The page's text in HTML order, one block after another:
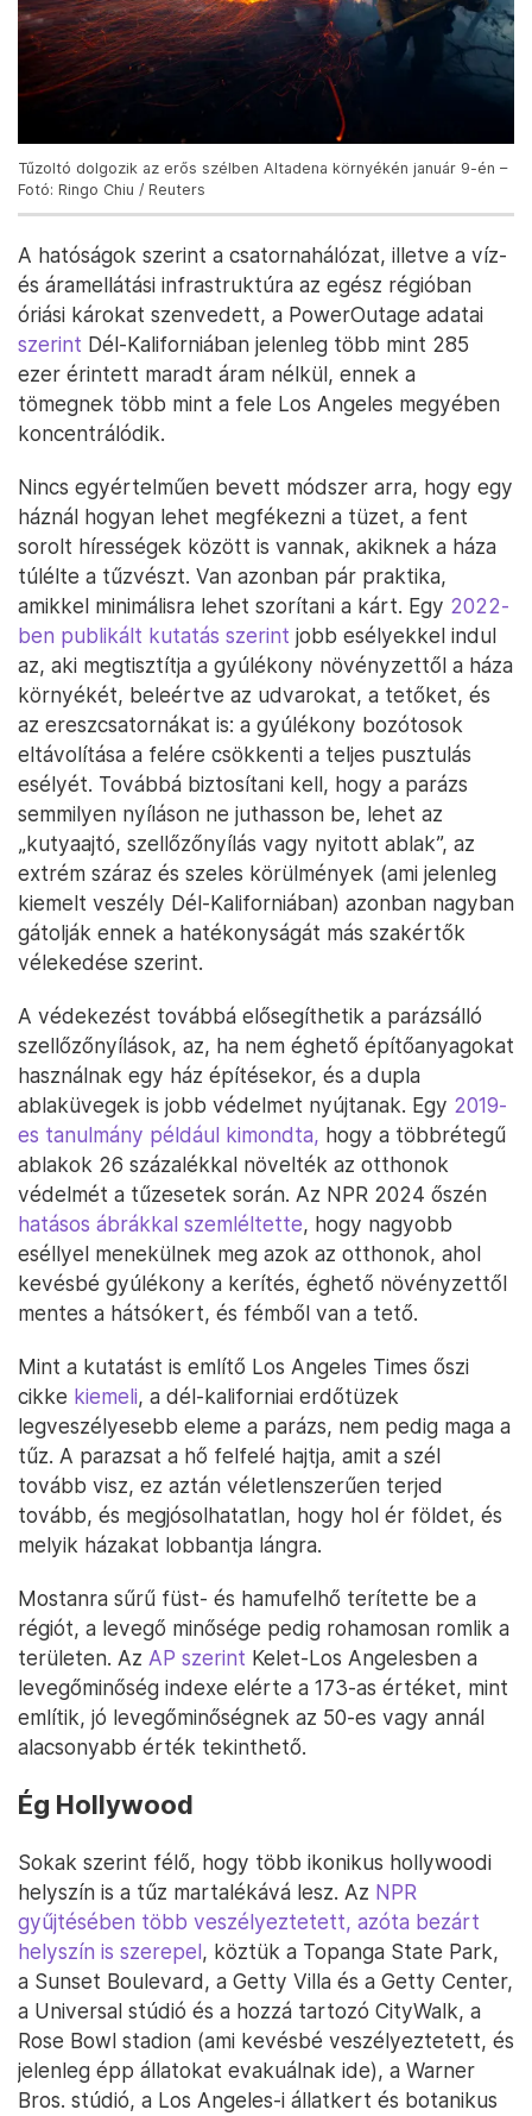
Tűzoltó dolgozik az erős szélben Altadena környékén január 9-én –
Fotó: Ringo Chiu / Reuters
A hatóságok szerint a csatornahálózat, illetve a víz-
és áramellátási infrastruktúra az egész régióban
óriási károkat szenvedett, a PowerOutage adatai
szerint Dél-Kaliforniában jelenleg több mint 285
ezer érintett maradt áram nélkül, ennek a
tömegnek több mint a fele Los Angeles megyében
koncentrálódik.
Nincs egyértelműen bevett módszer arra, hogy egy
háznál hogyan lehet megfékezni a tüzet, a fent
sorolt hírességek között is vannak, akiknek a háza
túlélte a tűzvészt. Van azonban pár praktika,
amikkel minimálisra lehet szorítani a kárt. Egy 2022-
ben publikált kutatás szerint jobb esélyekkel indul
az, aki megtisztítja a gyúlékony növényzettől a háza
környékét, beleértve az udvarokat, a tetőket, és
az ereszcsatornákat is: a gyúlékony bozótosok
eltávolítása a felére csökkenti a teljes pusztulás
esélyét. Továbbá biztosítani kell, hogy a parázs
semmilyen nyíláson ne juthasson be, lehet az
„kutyaajtó, szellőzőnyílás vagy nyitott ablak”, az
extrém száraz és szeles körülmények (ami jelenleg
kiemelt veszély Dél-Kaliforniában) azonban nagyban
gátolják ennek a hatékonyságát más szakértők
vélekedése szerint.
A védekezést továbbá elősegíthetik a parázsálló
szellőzőnyílások, az, ha nem éghető építőanyagokat
használnak egy ház építésekor, és a dupla
ablaküvegek is jobb védelmet nyújtanak. Egy 2019-
es tanulmány például kimondta, hogy a többrétegű
ablakok 26 százalékkal növelték az otthonok
védelmét a tűzesetek során. Az NPR 2024 őszén
hatásos ábrákkal szemléltette, hogy nagyobb
eséllyel menekülnek meg azok az otthonok, ahol
kevésbé gyúlékony a kerítés, éghető növényzettől
mentes a hátsókert, és fémből van a tető.
Mint a kutatást is említő Los Angeles Times őszi
cikke kiemeli, a dél-kaliforniai erdőtüzek
legveszélyesebb eleme a parázs, nem pedig maga a
tűz. A parazsat a hő felfelé hajtja, amit a szél
tovább visz, ez aztán véletlenszerűen terjed
tovább, és megjósolhatatlan, hogy hol ér földet, és
melyik házakat lobbantja lángra.
Mostanra sűrű füst- és hamufelhő terítette be a
régiót, a levegő minősége pedig rohamosan romlik a
területen. Az AP szerint Kelet-Los Angelesben a
levegőminőség indexe elérte a 173-as értéket, mint
említik, jó levegőminőségnek az 50-es vagy annál
alacsonyabb érték tekinthető.
Ég Hollywood
Sokak szerint félő, hogy több ikonikus hollywoodi
helyszín is a tűz martalékává lesz. Az NPR
gyűjtésében több veszélyeztetett, azóta bezárt
helyszín is szerepel, köztük a Topanga State Park,
a Sunset Boulevard, a Getty Villa és a Getty Center,
a Universal stúdió és a hozzá tartozó CityWalk, a
Rose Bowl stadion (ami kevésbé veszélyeztetett, és
jelenleg épp állatokat evakuálnak ide), a Warner
Bros. stúdió, a Los Angeles-i állatkert és botanikus